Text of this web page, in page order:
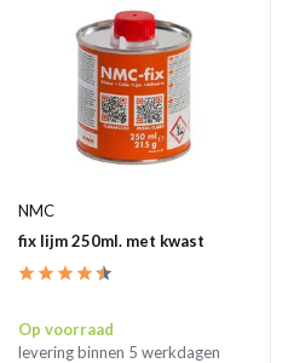
NMC
fix lijm 250ml. met kwast
Op voorraad
levering binnen 5 werkdagen